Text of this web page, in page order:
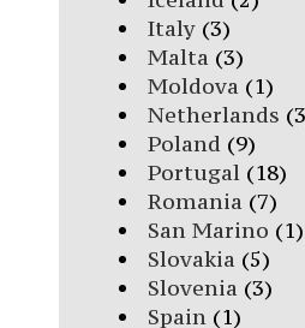
Italy(3)
Malta (3)
Moldova (1)
Netherlands
Poland (9)
Portugal(18)
Romania (7)
San Marino (1)
Slovakia (5)
Slovenia (3)
Spain(1)